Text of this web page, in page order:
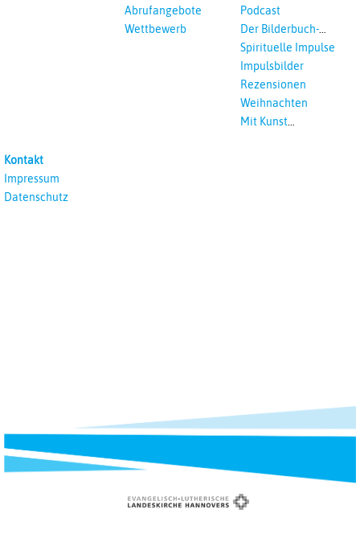
Abrufangebote
Wettbewerb
Podcast
Der Bilderbuch-
Podcast
Spirituelle Impulse
Impulsbilder
Rezensionen
Weihnachten
Mit Kunst
Kontakt
Impressum
Datenschutz